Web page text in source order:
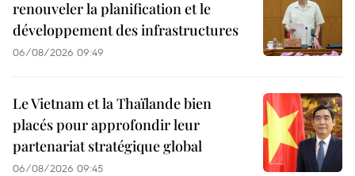
renouveler la planification et le
développement des infrastructures
06/08/2026 09:49
Le Vietnam et la Thaïlande bien
placés pour approfondir leur
partenariat stratégique global
06/08/2026 09:45